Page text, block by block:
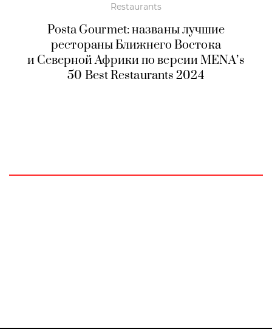
Restaurants
Posta Gourmet: названы лучшие
рестораны Ближнего Востока
и Северной Африки по версии MENA’s
50 Best Restaurants 2024